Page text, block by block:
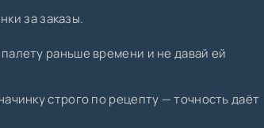
за заказы.
раньше времени и не давай ей
строго по рецепту — точность даёт